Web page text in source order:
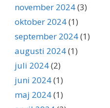
november 2024(3)
oktober 2024(1)
september 2024(1)
augusti 2024(1)
juli 2024(2)
juni 2024(1)
maj 2024(1)